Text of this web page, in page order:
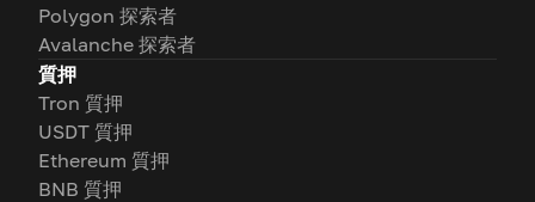
Polygon 探索者
Avalanche 探索者
質押
Tron 質押
USDT 質押
Ethereum 質押
BNB 質押